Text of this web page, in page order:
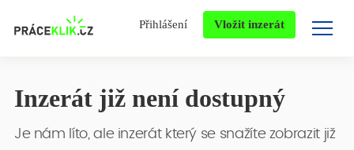
Přihlášení Vložit inzerát
Inzerát již není dostupný
Je nám líto, ale inzerát který se snažíte zobrazit již